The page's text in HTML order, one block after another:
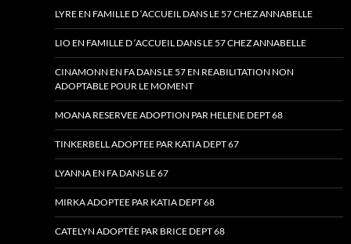
LYRE EN FAMILLE D ‘ACCUEIL DANS LE 57 CHEZ ANNABELLE
LIO EN FAMILLE D ‘ACCUEIL DANS LE 57 CHEZ ANNABELLE
CINAMONN EN FA DANS LE 57 EN REABILITATION NON
ADOPTABLE POUR LE MOMENT
MOANA RESERVEE ADOPTION PAR HELENE DEPT 68
TINKERBELL ADOPTEE PAR KATIA DEPT 67
LYANNA EN FA DANS LE 67
MIRKA ADOPTEE PAR KATIA DEPT 68
CATELYN ADOPTÉE PAR BRICE DEPT 68